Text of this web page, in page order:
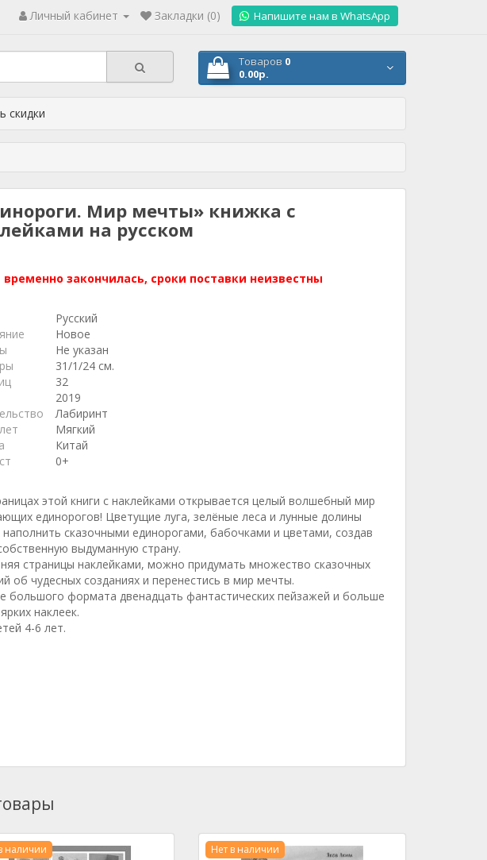
Личный кабинет Закладки (0) Напишите нам в WhatsApp
Товаров 0
0.00р.
скидки
Мир мечты» книжка с
на русском
временно закончилась, сроки поставки неизвестны
Русский
Новое
Не указан
31/1/24 см.
32
2019
Лабиринт
Мягкий
Китай
0+
этой книги с наклейками открывается целый волшебный мир
единорогов! Цветущие луга, зелёные леса и лунные долины
сказочными единорогами, бабочками и цветами, создав
выдуманную страну.
страницы наклейками, можно придумать множество сказочных
об чудесных созданиях и перенестись в мир мечты.
большого формата двенадцать фантастических пейзажей и больше
наклеек.
4-6 лет.
наличии Нет в наличии